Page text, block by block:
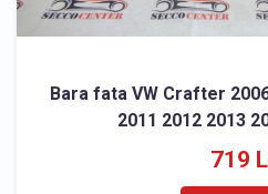
Bara fata VW Crafter
2011 2012 2013
719